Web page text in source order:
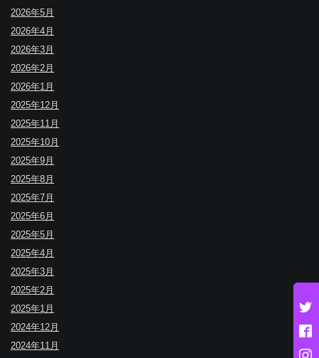
2026年5月
2026年4月
2026年3月
2026年2月
2026年1月
2025年12月
2025年11月
2025年10月
2025年9月
2025年8月
2025年7月
2025年6月
2025年5月
2025年4月
2025年3月
2025年2月
2025年1月
2024年12月
2024年11月